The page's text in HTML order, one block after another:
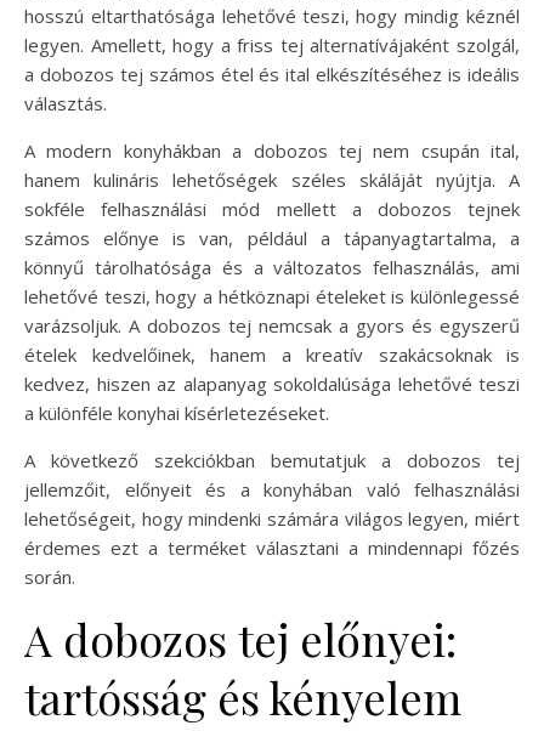
hosszú eltarthatósága lehetővé teszi, hogy mindig kéznél
legyen. Amellett, hogy a friss tej alternatívájaként szolgál,
a dobozos tej számos étel és ital elkészítéséhez is ideális
választás.
A modern konyhákban a dobozos tej nem csupán ital,
hanem kulináris lehetőségek széles skáláját nyújtja. A
sokféle felhasználási mód mellett a dobozos tejnek
számos előnye is van, például a tápanyagtartalma, a
könnyű tárolhatósága és a változatos felhasználás, ami
lehetővé teszi, hogy a hétköznapi ételeket is különlegessé
varázsoljuk. A dobozos tej nemcsak a gyors és egyszerű
ételek kedvelőinek, hanem a kreatív szakácsoknak is
kedvez, hiszen az alapanyag sokoldalúsága lehetővé teszi
a különféle konyhai kísérletezéseket.
A következő szekciókban bemutatjuk a dobozos tej
jellemzőit, előnyeit és a konyhában való felhasználási
lehetőségeit, hogy mindenki számára világos legyen, miért
érdemes ezt a terméket választani a mindennapi főzés
során.
A dobozos tej előnyei:
tartósság és kényelem